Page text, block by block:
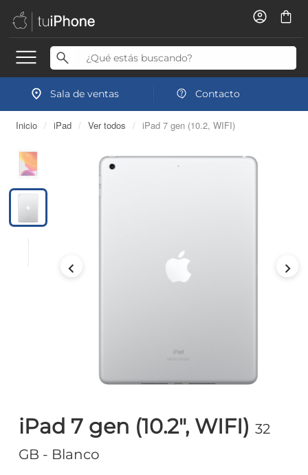
Sala de ventas Contacto
Inicio / iPad / Ver todos / iPad 7 gen (10.2, WIFI)
iPad 7 gen (10.2", WIFI) 32
GB - Blanco